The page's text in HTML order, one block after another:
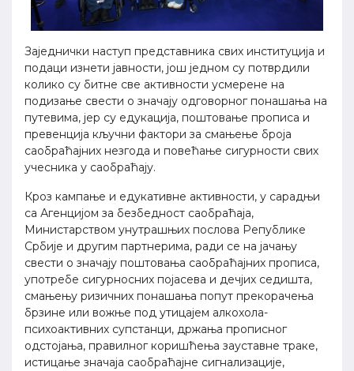
Заједнички наступ представника свих институција и
подаци изнети јавности, још једном су потврдили
колико су битне све активности усмерене на
подизање свести о значају одговорног понашања на
путевима, јер су едукација, поштовање прописа и
превенција кључни фактори за смањење броја
саобраћајних незгода и повећање сигурности свих
учесника у саобраћају.
Кроз кампање и едукативне активности, у сарадњи
са Агенцијом за безбедност саобраћаја,
Министарством унутрашњих послова Републике
Србије и другим партнерима, ради се на јачању
свести о значају поштовања саобраћајних прописа,
употребе сигурносних појасева и дечјих седишта,
смањењу ризичних понашања попут прекорачења
брзине или вожње под утицајем алкохола-
психоактивних супстанци, држања прописног
одстојања, правилног коришћења зауставне траке,
истицање значаја саобраћајне сигнализације,